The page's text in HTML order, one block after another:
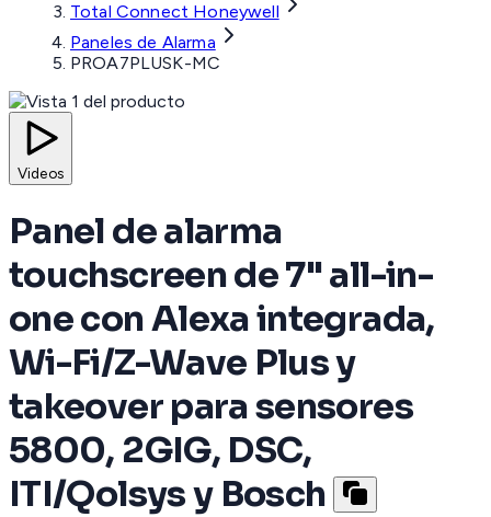
Total Connect Honeywell
Paneles de Alarma
PROA7PLUSK-MC
Videos
Panel de alarma
touchscreen de 7" all-in-
one con Alexa integrada,
Wi-Fi/Z-Wave Plus y
takeover para sensores
5800, 2GIG, DSC,
ITI/Qolsys y Bosch